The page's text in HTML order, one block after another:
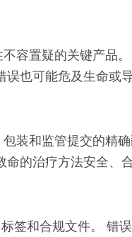
容置疑的关键产品
也可能危及生命或导
装和监管提交的精
的治疗方法安全、
签和合规文件。 错